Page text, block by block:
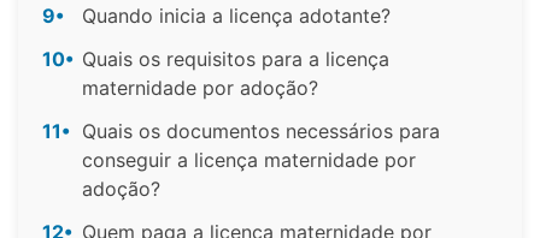
9•
Quando inicia a licença adotante?
10• Quais os requisitos para a licença
maternidade por adoção?
11• Quais os documentos necessários para
conseguir a licença maternidade por
adoção?
12• Quem paga a licença maternidade por